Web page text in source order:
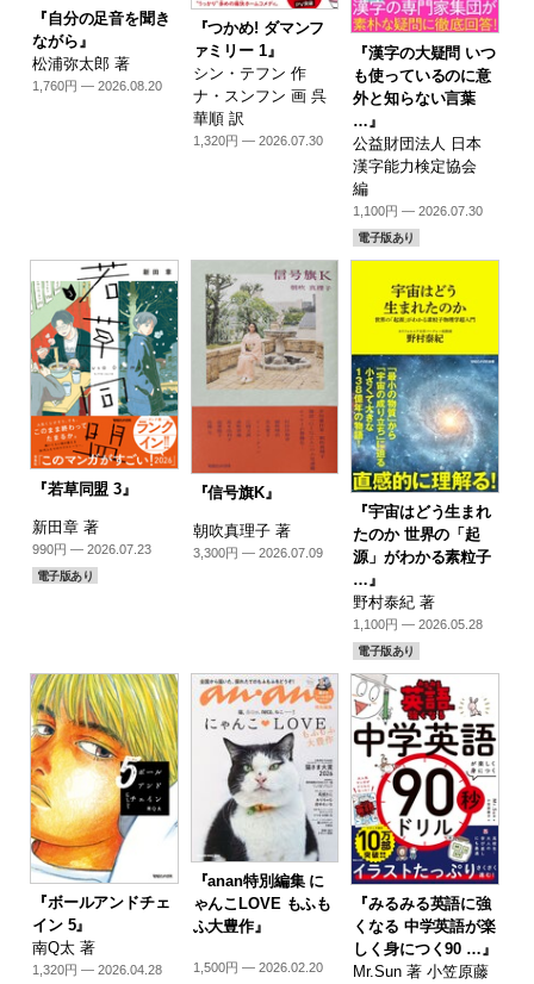
『自分の足音を聞き
ながら』
松浦弥太郎 著
1,760円 — 2026.08.20
『つかめ! ダマンフ
ァミリー 1』
シン・テフン 作
ナ・スンフン 画 呉
華順 訳
1,320円 — 2026.07.30
『漢字の大疑問 いつ
も使っているのに意
外と知らない言葉
…』
公益財団法人 日本
漢字能力検定協会
編
1,100円 — 2026.07.30
電子版あり
『若草同盟 3』
新田章 著
990円 — 2026.07.23
電子版あり
『信号旗K』
朝吹真理子 著
3,300円 — 2026.07.09
『宇宙はどう生まれ
たのか 世界の「起
源」がわかる素粒子
…』
野村泰紀 著
1,100円 — 2026.05.28
電子版あり
『ボールアンドチェ
イン 5』
南Q太 著
1,320円 — 2026.04.28
『anan特別編集 に
ゃんこLOVE もふも
ふ大豊作』
1,500円 — 2026.02.20
『みるみる英語に強
くなる 中学英語が楽
しく身につく90 …』
Mr.Sun 著 小笠原藤